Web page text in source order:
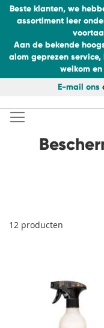
Beste klanten, we
assortiment leer
Aan de bekende
alom geprezen
welkom
E-mail ons
naar
de
12 producten